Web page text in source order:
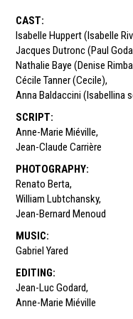
CAST:
Isabelle Huppert (Isabelle
Jacques Dutronc (Paul
Nathalie Baye (Denise
Cécile Tanner (Cecile),
Anna Baldaccini (Isabellina
SCRIPT:
Anne-Marie Miéville,
Jean-Claude Carrière
PHOTOGRAPHY:
Renato Berta,
William Lubtchansky,
Jean-Bernard Menoud
MUSIC:
Gabriel Yared
EDITING:
Jean-Luc Godard,
Anne-Marie Miéville